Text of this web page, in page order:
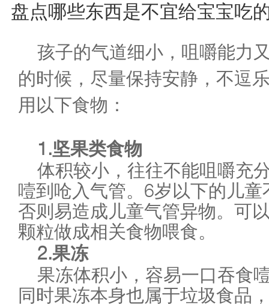
盘点哪些东西是不宜给宝宝吃
孩子的气道细小，咀嚼能力
的时候，尽量保持安静，不逗
用以下食物：
1.坚果类食物
体积较小，往往不能咀嚼充
噎到呛入气管。 6岁以下的儿童
否则易造成儿童气管异物。可
颗粒做成相关食物喂食。
2.果冻
果冻体积小，容易一口吞食
同时果冻本身也属于垃圾食品